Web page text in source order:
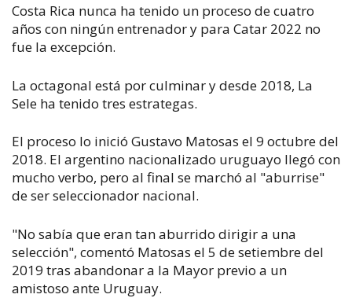
Costa Rica nunca ha tenido un proceso de cuatro
años con ningún entrenador y para Catar 2022 no
fue la excepción.
La octagonal está por culminar y desde 2018, La
Sele ha tenido tres estrategas.
El proceso lo inició Gustavo Matosas el 9 octubre del
2018. El argentino nacionalizado uruguayo llegó con
mucho verbo, pero al final se marchó al "aburrise"
de ser seleccionador nacional.
"No sabía que eran tan aburrido dirigir a una
selección", comentó Matosas el 5 de setiembre del
2019 tras abandonar a la Mayor previo a un
amistoso ante Uruguay.